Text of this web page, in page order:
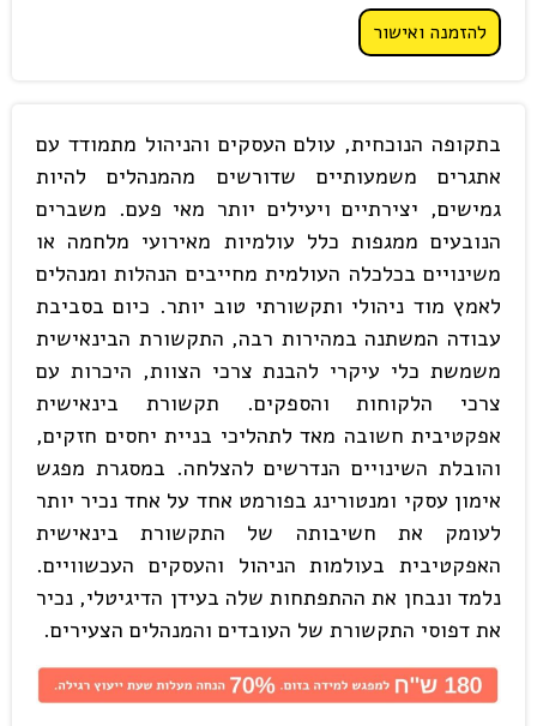
להזמנה ואישור
בתקופה הנוכחית, עולם העסקים והניהול מתמודד עם
אתגרים משמעותיים שדורשים מהמנהלים להיות
גמישים, יצירתיים ויעילים יותר מאי פעם. משברים
הנובעים ממגפות כלל עולמיות מאירועי מלחמה או
משינויים בכלכלה העולמית מחייבים הנהלות ומנהלים
לאמץ מוד ניהולי ותקשורתי טוב יותר. כיום בסביבת
עבודה המשתנה במהירות רבה, התקשורת הבינאישית
משמשת כלי עיקרי להבנת צרכי הצוות, היכרות עם
צרכי הלקוחות והספקים. תקשורת בינאישית
אפקטיבית חשובה מאד לתהליכי בניית יחסים חזקים,
והובלת השינויים הנדרשים להצלחה. במסגרת מפגש
אימון עסקי ומנטורינג בפורמט אחד על אחד נכיר יותר
לעומק את חשיבותה של התקשורת בינאישית
האפקטיבית בעולמות הניהול והעסקים העכשוויים.
נלמד ונבחן את ההתפתחות שלה בעידן הדיגיטלי, נכיר
את דפוסי התקשורת של העובדים והמנהלים הצעירים.